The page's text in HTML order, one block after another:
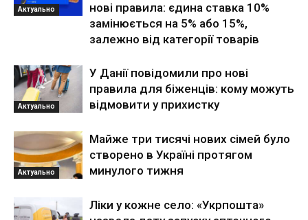
Актуально
нові правила: єдина ставка 10%
замінюється на 5% або 15%,
залежно від категорії товарів
Актуально
У Данії повідомили про нові
правила для біженців: кому можуть
відмовити у прихистку
Актуально
Майже три тисячі нових сімей було
створено в Україні протягом
минулого тижня
Ліки у кожне село: «Укрпошта»